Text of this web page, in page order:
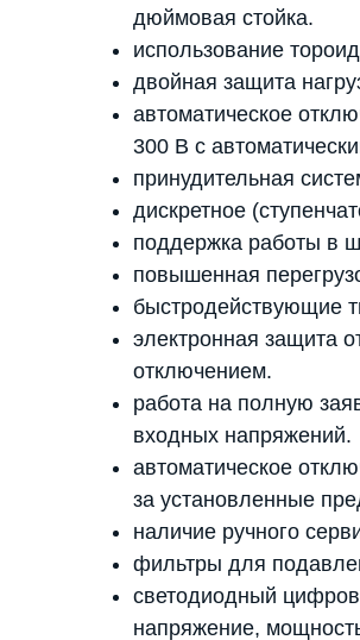
дюймовая стойка.
использование
двойная защита
автоматическое
300 В с
принудительная
дискретное
поддержка работы в
повышенная
быстродействующие
электронная защита
отключением.
работа на полную
входных напряжений.
автоматическое
за установленные
наличие ручного
фильтры для
светодиодный
напряжение,